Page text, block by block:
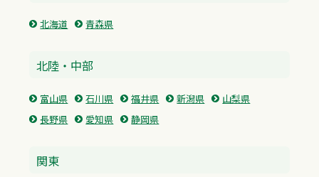
北海道 青森県
北陸・中部
富山県 石川県 福井県 新潟県
山梨県
長野県
愛知県 静岡県
関東